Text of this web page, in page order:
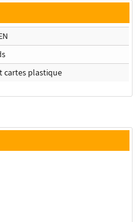
cartes plastique